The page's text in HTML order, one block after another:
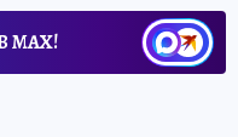
МАХ!